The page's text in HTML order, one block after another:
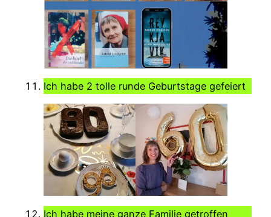
Ich habe 2 tolle runde Geburtstage gefeiert
Ich habe meine ganze Familie getroffen